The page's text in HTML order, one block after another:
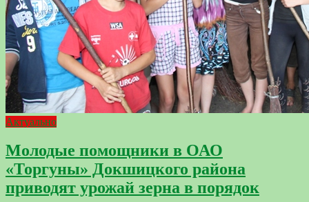
Актуально
Молодые помощники в ОАО
«Торгуны» Докшицкого района
приводят урожай зерна в порядок